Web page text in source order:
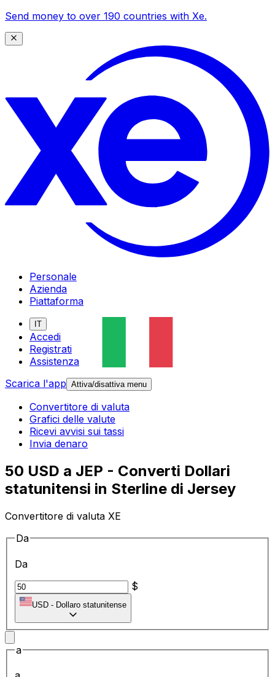
Send money to over 190 countries with Xe.
Personale
Azienda
Piattaforma
IT
Accedi
Registrati
Assistenza
Scarica l'app Attiva/disattiva menu
Convertitore di valuta
Grafici delle valute
Ricevi avvisi sui tassi
Invia denaro
50 USD a JEP - Converti Dollari
statunitensi in Sterline di Jersey
Convertitore di valuta XE
Da
Da
$
USD - Dollaro statunitense
a